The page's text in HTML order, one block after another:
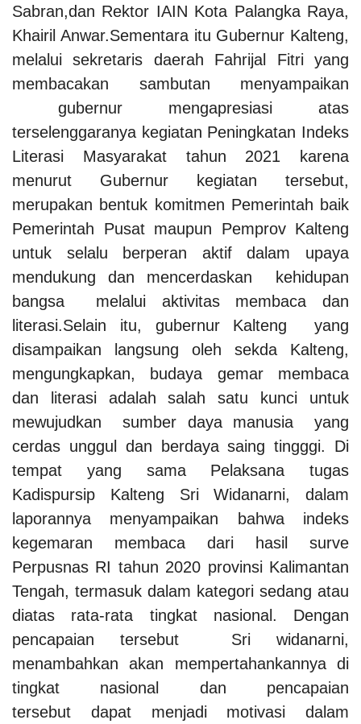
Sabran,dan Rektor IAIN Kota Palangka Raya,
Khairil Anwar.Sementara itu Gubernur Kalteng,
melalui sekretaris daerah Fahrijal Fitri yang
membacakan sambutan menyampaikan
gubernur mengapresiasi atas
terselenggaranya kegiatan Peningkatan Indeks
Literasi Masyarakat tahun 2021 karena
menurut Gubernur kegiatan tersebut,
merupakan bentuk komitmen Pemerintah baik
Pemerintah Pusat maupun Pemprov Kalteng
untuk selalu berperan aktif dalam upaya
mendukung dan mencerdaskan kehidupan
bangsa melalui aktivitas membaca dan
literasi.Selain itu, gubernur Kalteng yang
disampaikan langsung oleh sekda Kalteng,
mengungkapkan, budaya gemar membaca
dan literasi adalah salah satu kunci untuk
mewujudkan sumber daya manusia yang
cerdas unggul dan berdaya saing tingggi. Di
tempat yang sama Pelaksana tugas
Kadispursip Kalteng Sri Widanarni, dalam
laporannya menyampaikan bahwa indeks
kegemaran membaca dari hasil surve
Perpusnas RI tahun 2020 provinsi Kalimantan
Tengah, termasuk dalam kategori sedang atau
diatas rata-rata tingkat nasional. Dengan
pencapaian tersebut Sri widanarni,
menambahkan akan mempertahankannya di
tingkat nasional dan pencapaian
tersebut dapat menjadi motivasi dalam